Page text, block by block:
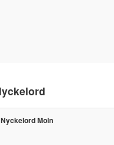
Nyckelord Moln